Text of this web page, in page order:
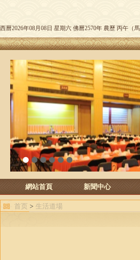
西曆2026年08月08日 星期六 佛曆2570年 農歷 丙午（
1 2 3 4 5 6
網站首頁 新聞中心
首页 > 生活道場